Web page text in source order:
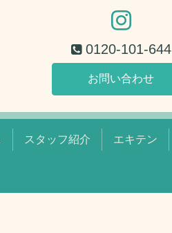
0120-101-644
お問い合わせ
スタッフ紹介 エキテン